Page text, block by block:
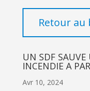
Retour au
UN SDF SAUVE
INCENDIE A
Avr 10, 2024